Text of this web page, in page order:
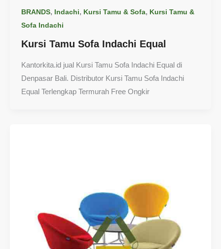
BRANDS, Indachi, Kursi Tamu & Sofa, Kursi Tamu &
Sofa Indachi
Kursi Tamu Sofa Indachi Equal
Kantorkita.id jual Kursi Tamu Sofa Indachi Equal di
Denpasar Bali. Distributor Kursi Tamu Sofa Indachi
Equal Terlengkap Termurah Free Ongkir